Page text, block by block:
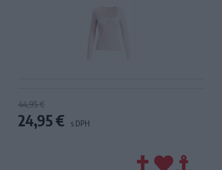
44,95 €
24,95 € s DPH